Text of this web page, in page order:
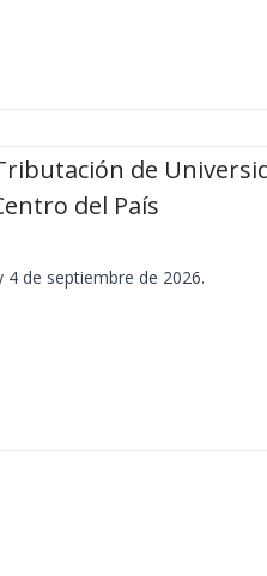
de
del País
4 de septiembre de 2026.